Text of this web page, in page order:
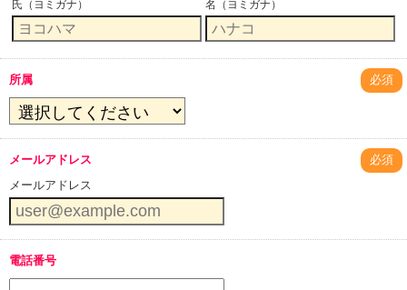
氏（ヨミガナ） 名（ヨミガナ）
所属 必須
メールアドレス
必須
メールアドレス
電話番号